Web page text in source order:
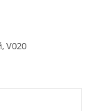
V020